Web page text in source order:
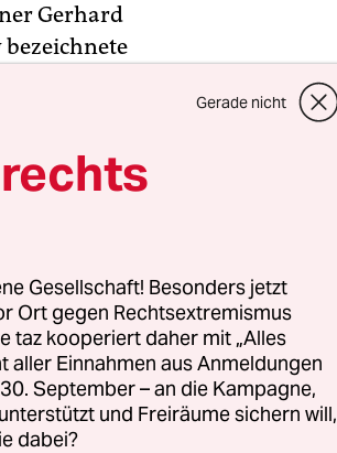
Gerhard
„Menschen
Walter
für seine
SPD,
Gerade nicht
Gesellschaft! Besonders jetzt
Ort gegen Rechtsextremismus
taz kooperiert daher mit „Alles
aller Einnahmen aus Anmeldungen
September – an die Kampagne,
und Freiräume sichern will,
dabei?